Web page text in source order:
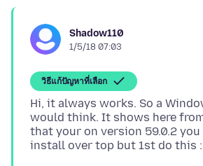
Shadow110
1/5/18 07:03
วิธีแก้ปัญหาที่เลือก
Hi, it always works. So a
would think. It shows here
that your on version 59.0.2 you